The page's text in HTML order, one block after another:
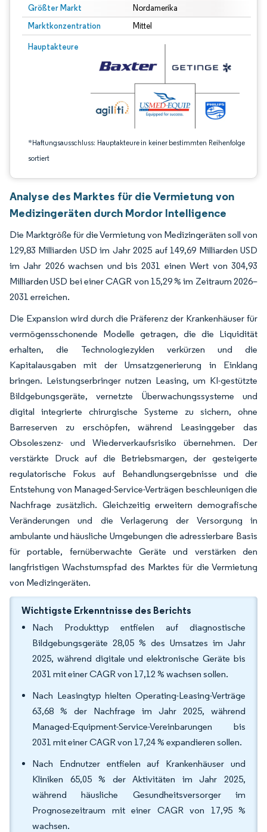
Größter Markt Nordamerika
Marktkonzentration Mittel
Hauptakteure
*Haftungsausschluss: Hauptakteure in keiner bestimmten Reihenfolge
sortiert
Bild © Mordor Intelligence. Wiederverwendung erfordert Namensnennung
Analyse des Marktes für die Vermietung von
Medizingeräten durch Mordor Intelligence
Die Marktgröße für die Vermietung von Medizingeräten soll von
129,83 Milliarden USD im Jahr 2025 auf 149,69 Milliarden USD
im Jahr 2026 wachsen und bis 2031 einen Wert von 304,93
Milliarden USD bei einer CAGR von 15,29 % im Zeitraum 2026–
2031 erreichen.
Die Expansion wird durch die Präferenz der Krankenhäuser für
vermögensschonende Modelle getragen, die die Liquidität
erhalten, die Technologiezyklen verkürzen und die
Kapitalausgaben mit der Umsatzgenerierung in Einklang
bringen. Leistungserbringer nutzen Leasing, um KI-gestützte
Bildgebungsgeräte, vernetzte Überwachungssysteme und
digital integrierte chirurgische Systeme zu sichern, ohne
Barreserven zu erschöpfen, während Leasinggeber das
Obsoleszenz- und Wiederverkaufsrisiko übernehmen. Der
verstärkte Druck auf die Betriebsmargen, der gesteigerte
regulatorische Fokus auf Behandlungsergebnisse und die
Entstehung von Managed-Service-Verträgen beschleunigen die
Nachfrage zusätzlich. Gleichzeitig erweitern demografische
Veränderungen und die Verlagerung der Versorgung in
ambulante und häusliche Umgebungen die adressierbare Basis
für portable, fernüberwachte Geräte und verstärken den
langfristigen Wachstumspfad des Marktes für die Vermietung
von Medizingeräten.
Wichtigste Erkenntnisse des Berichts
Nach Produkttyp entfielen auf diagnostische
Bildgebungsgeräte 28,05 % des Umsatzes im Jahr
2025, während digitale und elektronische Geräte bis
2031 mit einer CAGR von 17,12 % wachsen sollen.
Nach Leasingtyp hielten Operating-Leasing-Verträge
63,68 % der Nachfrage im Jahr 2025, während
Managed-Equipment-Service-Vereinbarungen bis
2031 mit einer CAGR von 17,24 % expandieren sollen.
Nach Endnutzer entfielen auf Krankenhäuser und
Kliniken 65,05 % der Aktivitäten im Jahr 2025,
während häusliche Gesundheitsversorger im
Prognosezeitraum mit einer CAGR von 17,95 %
wachsen.